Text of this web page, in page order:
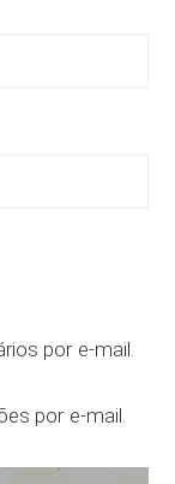
por e-mail.
por e-mail.